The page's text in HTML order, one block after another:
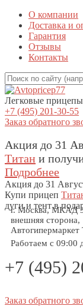
О компании
Доставка и
Гарантия
Отзывы
Контакты
Легковые
+7 (495) 201-30-55
Заказ обратного
Акция до 31
Титан и
Подробнее
Акция до 31
Купи прицеп
дуги и тент в
г. Москва, МКАД
внешняя сторона,
Автогипермаркет
Работаем с 09:00
+7 (495)
Заказ обратного